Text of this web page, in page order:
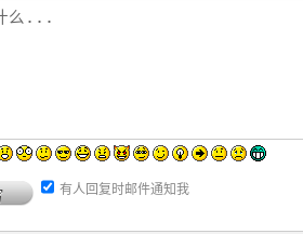
有人回复时邮件通知我